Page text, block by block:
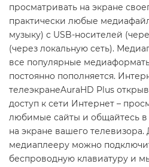
просматривать на экране
практически любые
музыку) с USB-носителей
(через локальную сеть).
все популярные
постоянно пополняется.
телеэкранеAuraHD Plus
доступ к сети Интернет –
любимые сайты и общайтесь в
на экране вашего
медиаплееру можно
беспроводную клавиатуру и